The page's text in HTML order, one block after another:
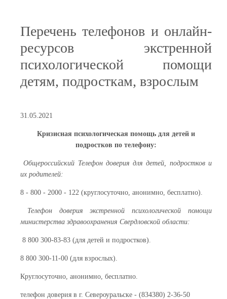
Перечень телефонов и онлайн-
ресурсов экстренной
психологической помощи
детям, подросткам, взрослым
31.05.2021
Кризисная психологическая помощь для детей и
подростков по телефону:
Общероссийский Телефон доверия для детей, подростков и
их родителей:
8 - 800 - 2000 - 122 (круглосуточно, анонимно, бесплатно).
Телефон доверия экстренной психологической помощи
министерства здравоохранения Свердловской области:
8 800 300-83-83 (для детей и подростков).
8 800 300-11-00 (для взрослых).
Круглосуточно, анонимно, бесплатно.
телефон доверия в г. Североуральске - (834380) 2-36-50